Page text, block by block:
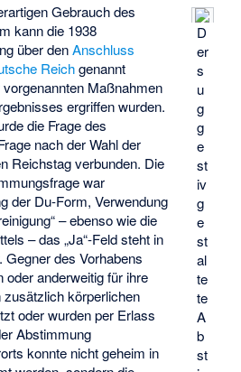
D
er
s
u
g
g
e
st
iv
g
e
st
al
te
te
A
b
st
Gebrauch des
kann die 1938
über denAnschluss
Reichgenannt
Maßnahmen
ergriffen wurden.
die Frage des
nach der Wahl der
Reichstag verbunden. Die
war
der Du-Form, Verwendung
– ebenso wie die
– das „Ja“-Feld steht in
des Vorhabens
oder anderweitig für ihre
körperlichen
oder wurden per Erlass
Abstimmung
konnte nicht geheim in